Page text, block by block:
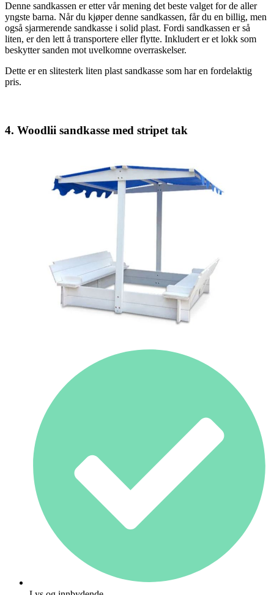
Denne sandkassen er etter vår mening det beste valget for de aller
yngste barna. Når du kjøper denne sandkassen, får du en billig, men
også sjarmerende sandkasse i solid plast. Fordi sandkassen er så
liten, er den lett å transportere eller flytte. Inkludert er et lokk som
beskytter sanden mot uvelkomne overraskelser.
Dette er en slitesterk liten plast sandkasse som har en fordelaktig
pris.
4. Woodlii sandkasse med stripet tak